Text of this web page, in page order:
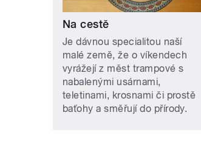
Na cestě
Je dávnou specialitou naší
malé země, že o víkendech
vyrážejí z měst trampové s
nabalenými usárnami,
teletinami, krosnami či prostě
baťohy a směřují do přírody.